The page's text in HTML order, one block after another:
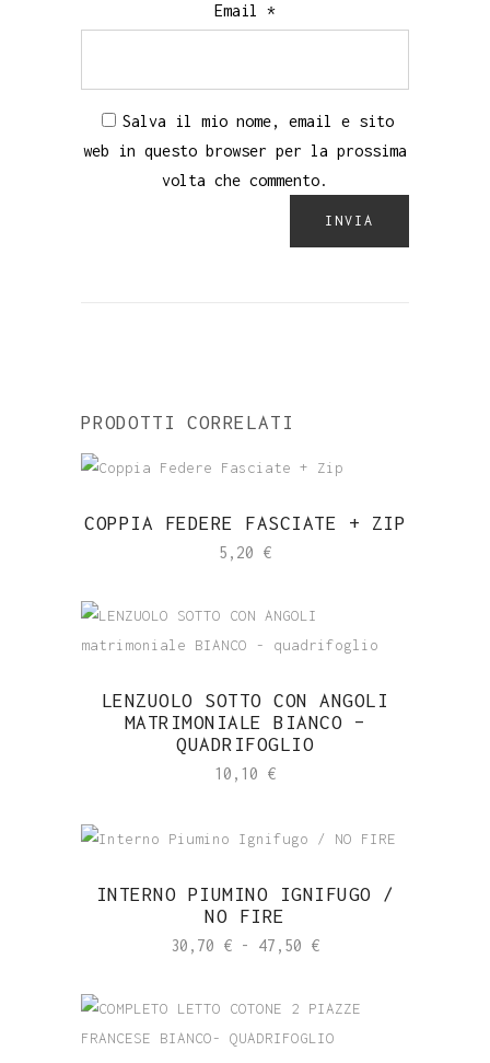
Email *
Salva il mio nome, email e sito
web in questo browser per la prossima
volta che commento.
PRODOTTI CORRELATI
COPPIA FEDERE FASCIATE + ZIP
5,20 €
LENZUOLO SOTTO CON ANGOLI
MATRIMONIALE BIANCO –
QUADRIFOGLIO
10,10 €
INTERNO PIUMINO IGNIFUGO /
NO FIRE
30,70 € - 47,50 €Fascia
prezzo:
da